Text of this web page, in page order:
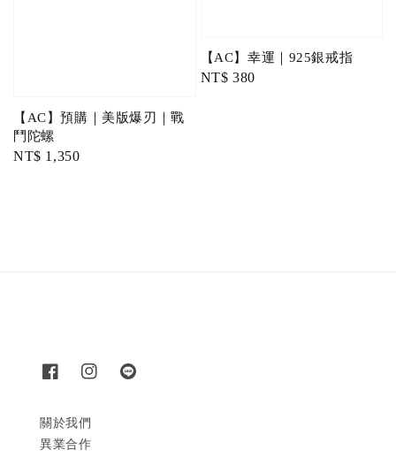
【AC】預購｜美版爆刃｜戰
鬥陀螺
Regular
NT$ 1,350
【AC】幸運｜925銀戒指
Regular
NT$ 380
關於我們
異業合作